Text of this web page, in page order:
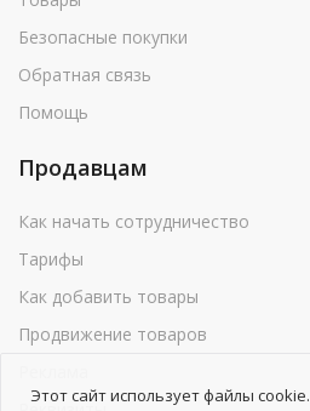
Безопасные покупки
Обратная связь
Помощь
Продавцам
Как начать сотрудничество
Тарифы
Как добавить товары
Продвижение товаров
Этот сайт использует файлы cookie.